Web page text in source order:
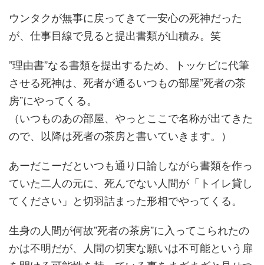
ウンタクが無事に戻ってきて一安心の死神だった
が、仕事目線で見ると提出書類が山積み。笑
”理由書”なる書類を提出するため、トッケビに代筆
させる死神は、死者が通るいつもの部屋”死者の茶
房”にやってくる。
（いつものあの部屋、やっとここで名称が出てきた
ので、以降は死者の茶房と書いていきます。）
あーだこーだといつも通り口論しながら書類を作っ
ていた二人の元に、死んでない人間が「トイレ貸し
てください」と切羽詰まった形相でやってくる。
生身の人間が何故”死者の茶房”に入ってこられたの
かは不明だが、人間の切実な願いは不可能という扉